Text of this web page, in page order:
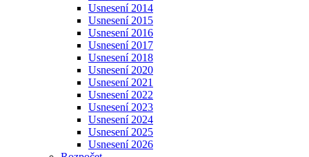
Usnesení 2014
Usnesení 2015
Usnesení 2016
Usnesení 2017
Usnesení 2018
Usnesení 2020
Usnesení 2021
Usnesení 2022
Usnesení 2023
Usnesení 2024
Usnesení 2025
Usnesení 2026